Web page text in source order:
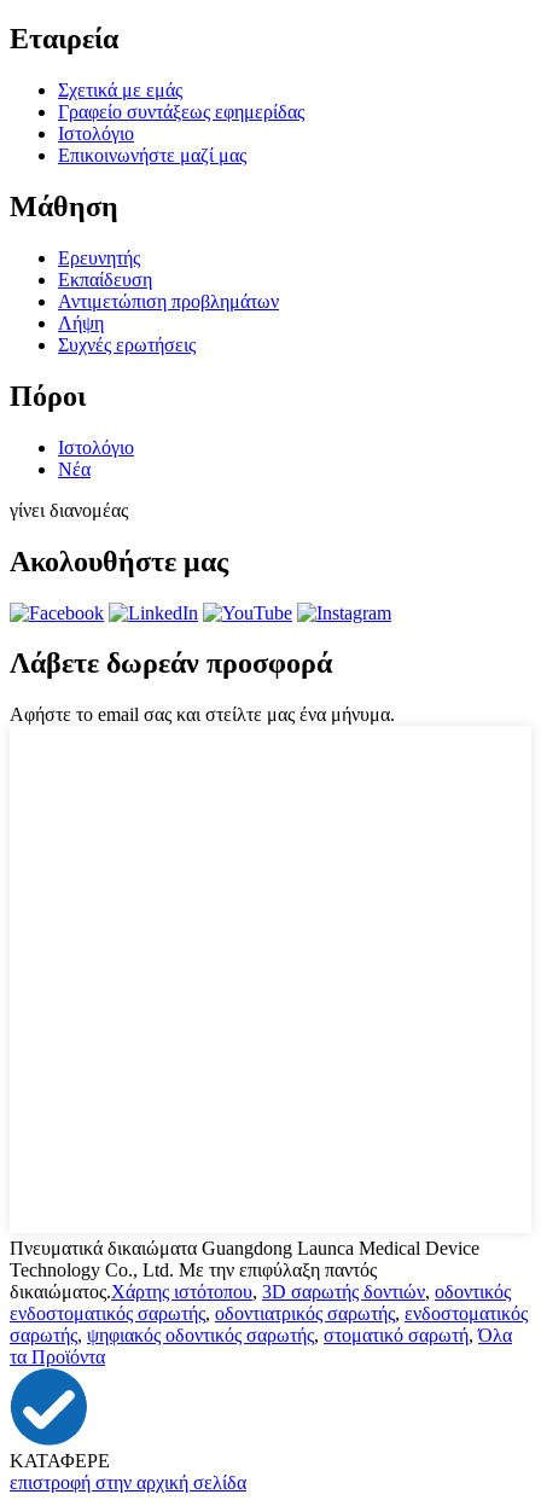
Εταιρεία
Σχετικά με εμάς
Γραφείο συντάξεως εφημερίδας
Ιστολόγιο
Επικοινωνήστε μαζί μας
Μάθηση
Ερευνητής
Εκπαίδευση
Αντιμετώπιση προβλημάτων
Λήψη
Συχνές ερωτήσεις
Πόροι
Ιστολόγιο
Νέα
γίνει διανομέας
Ακολουθήστε μας
Λάβετε δωρεάν προσφορά
Αφήστε το email σας και στείλτε μας ένα μήνυμα.
Πνευματικά δικαιώματα Guangdong Launca Medical Device
Technology Co., Ltd. Με την επιφύλαξη παντός
δικαιώματος.Χάρτης ιστότοπου, 3D σαρωτής δοντιών, οδοντικός
ενδοστοματικός σαρωτής, οδοντιατρικός σαρωτής, ενδοστοματικός
σαρωτής, ψηφιακός οδοντικός σαρωτής, στοματικό σαρωτή,Όλα
τα Προϊόντα
ΚΑΤΑΦΕΡΕ
επιστροφή στην αρχική σελίδα